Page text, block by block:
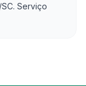
Serviço